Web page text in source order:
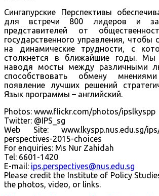
Сингапурские Перспективы
для встречи 800 лидеров и
представителей от
государственного управления, чтобы
на динамические трудности, с
столкнется в ближайшие годы. Мы
наводя мосты между различными
способствовать обмену
появление лучших решений
Язык программы – английский.
Photos: www.flickr.com/photos/ipslkyspp
Twitter: @IPS_sg
Web Site: www.lkyspp.nus.edu.sg/ips/
perspectives-2015-choices
For enquiries: Ms Nur Zahidah
Tel: 6601-1420
E-mail: ips.perspectives@nus.edu.sg
Please credit the Institute of Policy
the photos, video, or links.